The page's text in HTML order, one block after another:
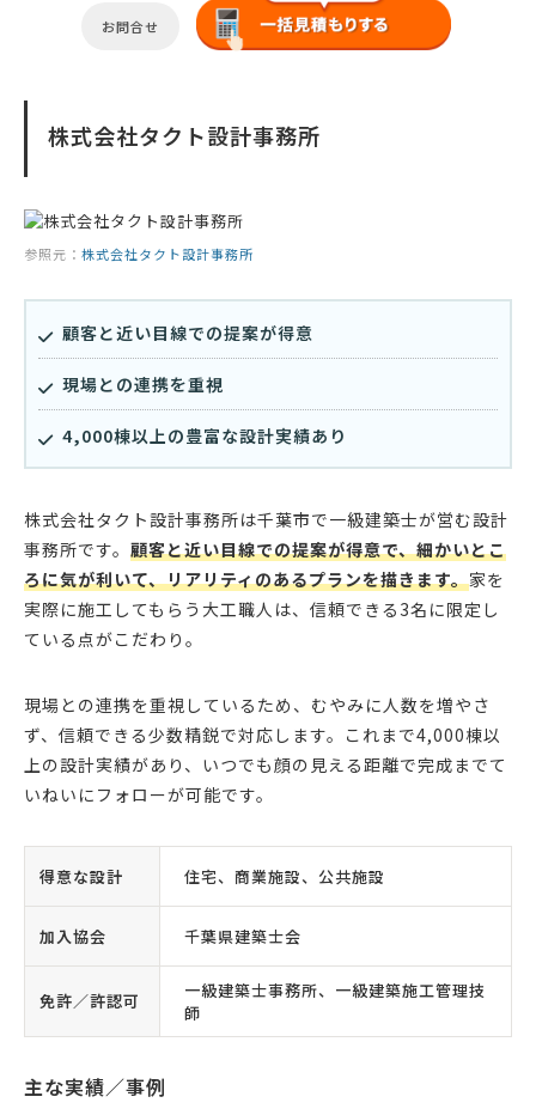
お問合せ
株式会社タクト設計事務所
参照元： 株式会社タクト設計事務所
顧客と近い目線での提案が得意
現場との連携を重視
4,000棟以上の豊富な設計実績あり
株式会社タクト設計事務所は千葉市で一級建築士が営む設計
事務所です。 顧客と近い目線での提案が得意で、細かいとこ
ろに気が利いて、リアリティのあるプランを描きます。家を
実際に施工してもらう大工職人は、信頼できる3名に限定し
ている点がこだわり。
現場との連携を重視しているため、むやみに人数を増やさ
ず、信頼できる少数精鋭で対応します。これまで4,000棟以
上の設計実績があり、いつでも顔の見える距離で完成までて
いねいにフォローが可能です。
得意な設計 住宅、商業施設、公共施設
加入協会 千葉県建築士会
免許／許認可
一級建築士事務所、一級建築施工管理技
師
主な実績／事例